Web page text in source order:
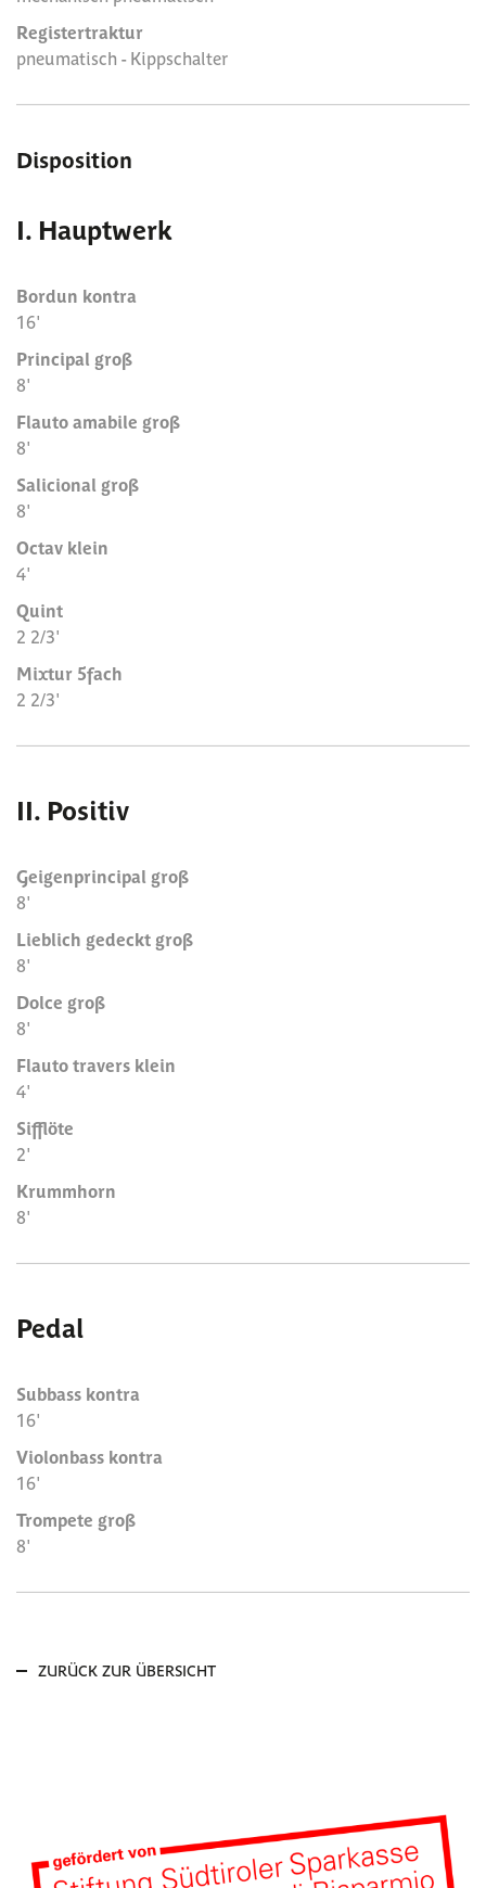
Registertraktur
pneumatisch - Kippschalter
Disposition
I. Hauptwerk
Bordun kontra
16'
Principal groß
8'
Flauto amabile groß
8'
Salicional groß
8'
Octav klein
4'
Quint
2 2/3'
Mixtur 5fach
2 2/3'
II. Positiv
Geigenprincipal groß
8'
Lieblich gedeckt groß
8'
Dolce groß
8'
Flauto travers klein
4'
Sifflöte
2'
Krummhorn
8'
Pedal
Subbass kontra
16'
Violonbass kontra
16'
Trompete groß
8'
ZURÜCK ZUR ÜBERSICHT